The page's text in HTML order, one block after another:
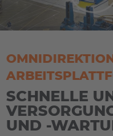
Español
Français
SCHNELLE
UND -